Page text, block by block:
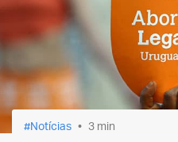
Notícias 3 min